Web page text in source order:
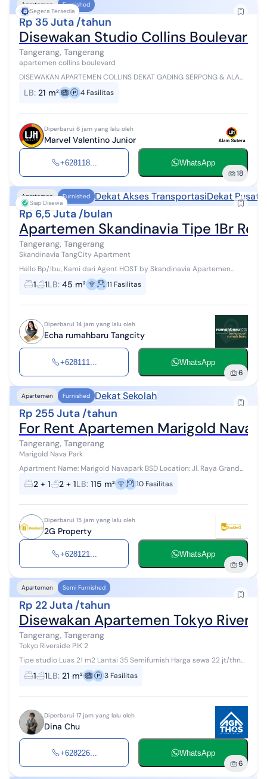
Segera Tersedia
Apartemen Furnished
Rp 35 Juta /tahun
Disewakan Studio Collins Boulevard
Tangerang, Tangerang
apartemen collins boulevard
DISEWAKAN APARTEMEN COLLINS DEKAT GADING SERPONG & ALAM
SUTERA Full funish baru dan multifungsi Unit Studio Lantai 33 Luas
21 Full furnish View ...
LB: 21 m² 4 Fasilitas
Diperbarui 6 jam yang lalu oleh
Marvel Valentino Junior
+628118... WhatsApp
18
Siap Disewa
Apartemen Furnished Dekat Akses TransportasiDekat Pusat
Rp 6,5 Juta /bulan
Apartemen Skandinavia Tipe 1Br
Tangerang, Tangerang
Skandinavia TangCity Apartment
Hallo Bp/Ibu, Kami dari Agent HOST by Skandinavia Apartemen
#WTR #Disewakan dapat disewa perbulan/bulanan/tahunan Akses
: Tol Jakarta - Tangerang...
1 1LB: 45 m² 11 Fasilitas
Diperbarui 14 jam yang lalu oleh
Echa rumahbaru Tangcity
+628111... WhatsApp
6
Apartemen Furnished Dekat Sekolah
Rp 255 Juta /tahun
For Rent Apartemen Marigold Nava
Tangerang, Tangerang
Marigold Nava Park
Apartment Name: Marigold Navapark BSD Location: Jl. Raya Grand
Boulevard BSD City, Desa Sampora, Kecamatan Cisauk, Tower / Floor
/ View: 3 / Middl...
2 + 1 2 + 1LB: 115 m² 10 Fasilitas
Diperbarui 15 jam yang lalu oleh
2G Property
+628121... WhatsApp
9
Apartemen Semi Furnished
Rp 22 Juta /tahun
Disewakan Apartemen Tokyo
Tangerang, Tangerang
Tokyo Riverside PIK 2
Tipe studio Luas 21 m2 Lantai 35 Semifurnish Harga sewa 22 jt/thn
nego Hubungi Dina Chu 0822xxxxxxxx
1 1LB: 21 m² 3 Fasilitas
Diperbarui 17 jam yang lalu oleh
Dina Chu
+628226... WhatsApp
6